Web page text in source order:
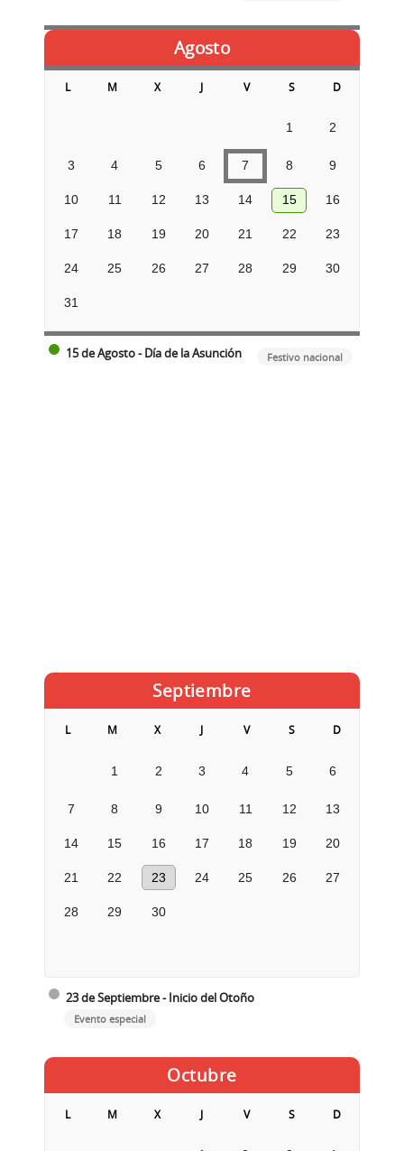
Agosto
L M X J V S D
1 2
3 4 5 6 7 8 9
10 11 12 13 14 15 16
17 18 19 20 21 22 23
24 25 26 27 28 29 30
31
15 de Agosto - Día de la Asunción Festivo nacional
Septiembre
L M X J V S D
1 2 3 4 5 6
7 8 9 10 11 12 13
14 15 16 17 18 19 20
21 22 23 24 25 26 27
28 29 30
23 de Septiembre - Inicio del Otoño
Evento especial
Octubre
L M X J V S D